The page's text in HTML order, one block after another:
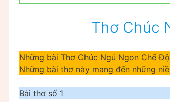
Thơ Chúc
Những bài Thơ Chúc Ngủ Ngon Chế
Những bài thơ này mang đến những
Bài thơ số 1